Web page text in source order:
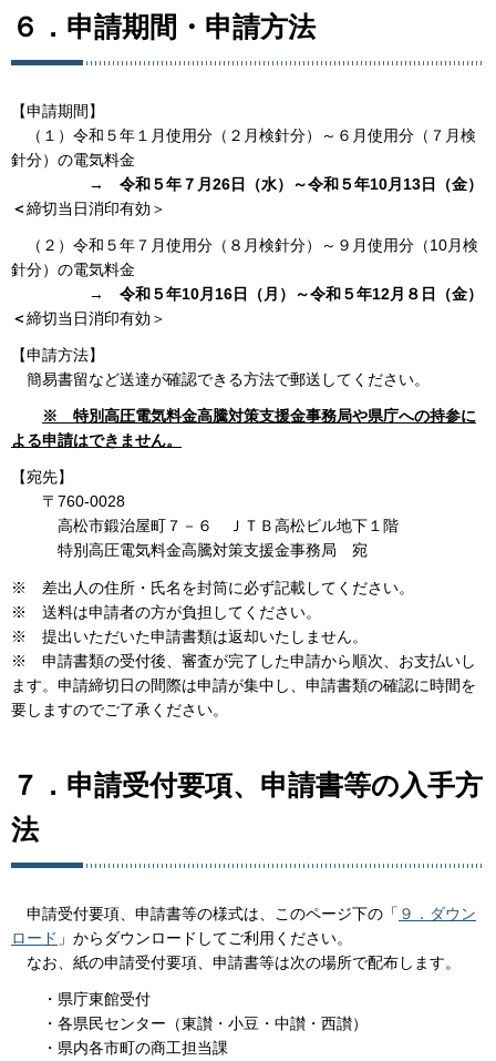
６．申請期間・申請方法
【申請期間】
（１）令和５年１月使用分（２月検針分）～６月使用分（７月検
針分）の電気料金
→ 令和５年７月26日（水）～令和５年10月13日（金）
＜締切当日消印有効＞
（２）令和５年７月使用分（８月検針分）～９月使用分（10月検
針分）の電気料金
→ 令和５年10月16日（月）～令和５年12月８日（金）
＜締切当日消印有効＞
【申請方法】
簡易書留など送達が確認できる方法で郵送してください。
※ 特別高圧電気料金高騰対策支援金事務局や県庁への持参に
よる申請はできません。
【宛先】
〒760-0028
高松市鍛治屋町７－６ ＪＴＢ高松ビル地下１階
特別高圧電気料金高騰対策支援金事務局 宛
※ 差出人の住所・氏名を封筒に必ず記載してください。
※ 送料は申請者の方が負担してください。
※ 提出いただいた申請書類は返却いたしません。
※ 申請書類の受付後、審査が完了した申請から順次、お支払いし
ます。申請締切日の間際は申請が集中し、申請書類の確認に時間を
要しますのでご了承ください。
７．申請受付要項、申請書等の入手方
法
申請受付要項、申請書等の様式は、このページ下の「 ９．ダウン
ロード 」からダウンロードしてご利用ください。
なお、紙の申請受付要項、申請書等は次の場所で配布します。
・県庁東館受付
・各県民センター（東讃・小豆・中讃・西讃）
・県内各市町の商工担当課